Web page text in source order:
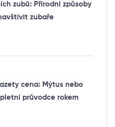
zubů: Přírodní způsoby
zubaře
cena: Mýtus nebo
průvodce rokem